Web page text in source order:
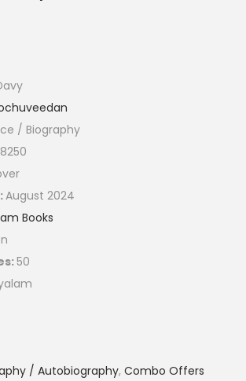
/ Biography
August 2024
Books
50
/ Autobiography, Combo Offers